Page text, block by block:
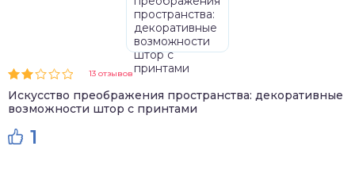
13 отзывов
Искусство преображения пространства: декоративные
возможности штор с принтами
1